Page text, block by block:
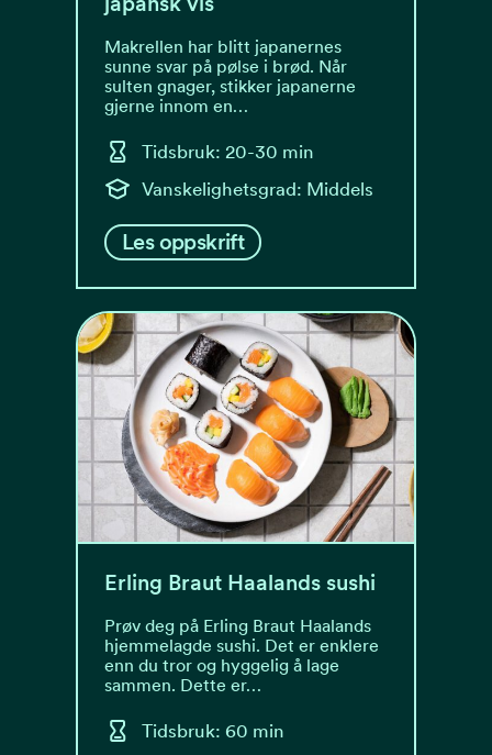
Makrellen har blitt japanernes
sunne svar på pølse i brød. Når
sulten gnager, stikker japanerne
gjerne innom en…
Tidsbruk: 20-30 min
Vanskelighetsgrad: Middels
Les oppskrift
Erling Braut Haalands sushi
Prøv deg på Erling Braut Haalands
hjemmelagde sushi. Det er enklere
enn du tror og hyggelig å lage
sammen. Dette er…
Tidsbruk: 60 min